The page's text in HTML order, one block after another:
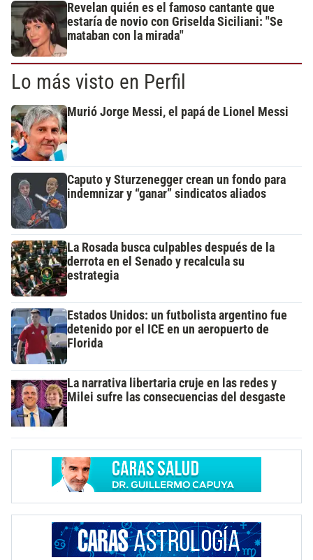
Revelan quién es el famoso cantante que
estaría de novio con Griselda Siciliani: "Se
mataban con la mirada"
Lo más visto en Perfil
Murió Jorge Messi, el papá de Lionel Messi
Caputo y Sturzenegger crean un fondo para
indemnizar y “ganar” sindicatos aliados
La Rosada busca culpables después de la
derrota en el Senado y recalcula su
estrategia
Estados Unidos: un futbolista argentino fue
detenido por el ICE en un aeropuerto de
Florida
La narrativa libertaria cruje en las redes y
Milei sufre las consecuencias del desgaste